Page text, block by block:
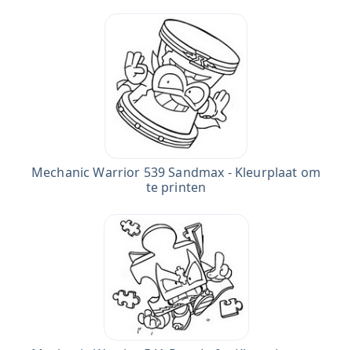
Mechanic Warrior 539 Sandmax - Kleurplaat om
te printen